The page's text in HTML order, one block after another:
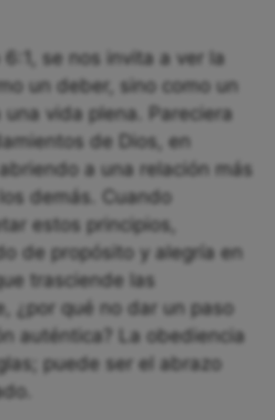
se nos invita a ver la
un deber, sino como un
vida plena. Pareciera
de Dios, en
a una relación más
demás. Cuando
estos principios,
de propósito y alegría en
trasciende las
¿por qué no dar un paso
auténtica? La obediencia
puede ser el abrazo